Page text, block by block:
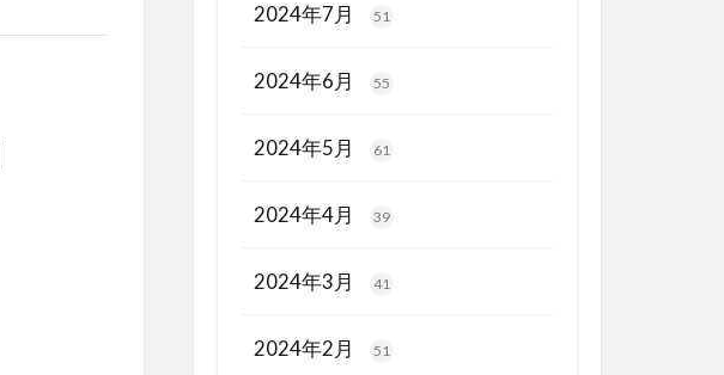
2024年7月 51
2024年6月 55
2024年5月 61
2024年4月 39
2024年3月 41
2024年2月 51